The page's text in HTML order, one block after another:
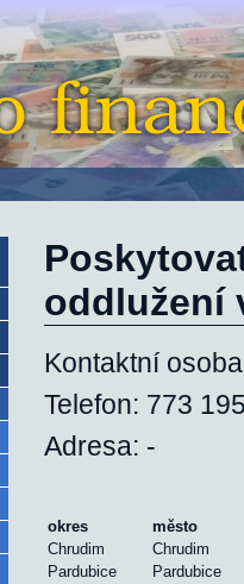
oddlužení
Kontaktní
Telefon: 773
Adresa: -
okres
město
Chrudim
Chrudim
Pardubice
Pardubice